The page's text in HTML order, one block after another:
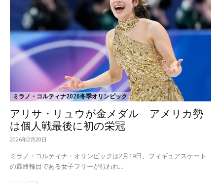
ミラノ・コルティナ2026冬季オリンピック
アリサ・リュウが金メダル アメリカ勢
は個人戦最後に初の栄冠
2026年2月20日
ミラノ・コルティナ・オリンピックは2月19日、フィギュアスケート
の最終種目である女子フリーが行われ...